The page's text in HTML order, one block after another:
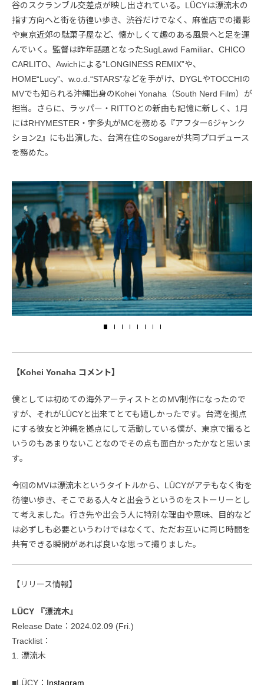
谷のスクランブル交差点が映し出されている。LÜCYは漂流木の
指す方向へと街を彷徨い歩き、渋谷だけでなく、麻雀店での撮影
や東京近郊の駄菓子屋など、懐かしくて趣のある風景へと足を運
んでいく。監督は昨年話題となったSugLawd Familiar、CHICO
CARLITO、Awichによる“LONGINESS REMIX”や、
HOME“Lucy”、w.o.d.“STARS”などを手がけ、DYGLやTOCCHIの
MVでも知られる沖縄出身のKohei Yonaha（South Nerd Film）が
担当。さらに、ラッパー・RITTOとの新曲も記憶に新しく、1月
にはRHYMESTER・宇多丸がMCを務める『アフター6ジャンク
ション2』にも出演した、台湾在住のSogareが共同プロデュース
を務めた。
【Kohei Yonaha コメント】
僕としては初めての海外アーティストとのMV制作になったので
すが、それがLÜCYと出来てとても嬉しかったです。台湾を拠点
にする彼女と沖縄を拠点にして活動している僕が、東京で撮ると
いうのもあまりないことなのでその点も面白かったかなと思いま
す。
今回のMVは漂流木というタイトルから、LÜCYがアテもなく街を
彷徨い歩き、そこである人々と出会うというのをストーリーとし
て考えました。行き先や出会う人に特別な理由や意味、目的など
は必ずしも必要というわけではなくて、ただお互いに同じ時間を
共有できる瞬間があれば良いな思って撮りました。
【リリース情報】
LÜCY 『漂流木』
Release Date：2024.02.09 (Fri.)
Tracklist：
1. 漂流木
■LÜCY： Instagram